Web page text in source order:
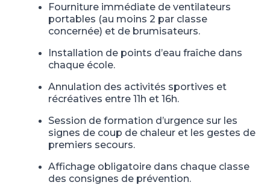
Fourniture immédiate de ventilateurs
portables (au moins 2 par classe
concernée) et de brumisateurs.
Installation de points d’eau fraîche dans
chaque école.
Annulation des activités sportives et
récréatives entre 11h et 16h.
Session de formation d’urgence sur les
signes de coup de chaleur et les gestes de
premiers secours.
Affichage obligatoire dans chaque classe
des consignes de prévention.